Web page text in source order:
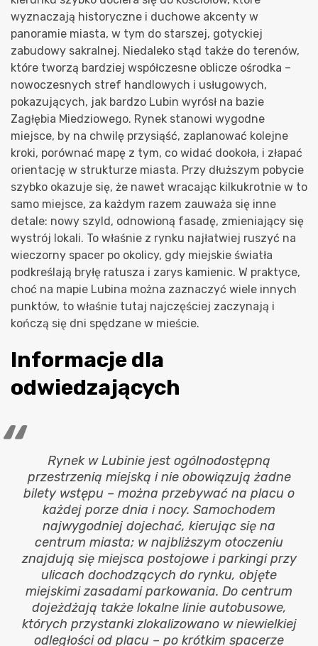
wyznaczają historyczne i duchowe akcenty w
panoramie miasta, w tym do starszej, gotyckiej
zabudowy sakralnej. Niedaleko stąd także do terenów,
które tworzą bardziej współczesne oblicze ośrodka –
nowoczesnych stref handlowych i usługowych,
pokazujących, jak bardzo Lubin wyrósł na bazie
Zagłębia Miedziowego. Rynek stanowi wygodne
miejsce, by na chwilę przysiąść, zaplanować kolejne
kroki, porównać mapę z tym, co widać dookoła, i złapać
orientację w strukturze miasta. Przy dłuższym pobycie
szybko okazuje się, że nawet wracając kilkukrotnie w to
samo miejsce, za każdym razem zauważa się inne
detale: nowy szyld, odnowioną fasadę, zmieniający się
wystrój lokali. To właśnie z rynku najłatwiej ruszyć na
wieczorny spacer po okolicy, gdy miejskie światła
podkreślają bryłę ratusza i zarys kamienic. W praktyce,
choć na mapie Lubina można zaznaczyć wiele innych
punktów, to właśnie tutaj najczęściej zaczynają i
kończą się dni spędzane w mieście.
Informacje dla
odwiedzających
Rynek w Lubinie jest ogólnodostępną
przestrzenią miejską i nie obowiązują żadne
bilety wstępu – można przebywać na placu o
każdej porze dnia i nocy. Samochodem
najwygodniej dojechać, kierując się na
centrum miasta; w najbliższym otoczeniu
znajdują się miejsca postojowe i parkingi przy
ulicach dochodzących do rynku, objęte
miejskimi zasadami parkowania. Do centrum
dojeżdżają także lokalne linie autobusowe,
których przystanki zlokalizowano w niewielkiej
odległości od placu – po krótkim spacerze